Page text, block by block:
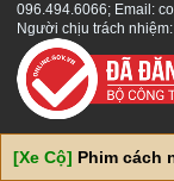
096.494.6066; Email:
Người chịu trách
[Xe Cộ] Phim cách